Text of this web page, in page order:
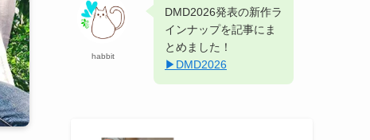
habbit
DMD2026発表の新作ラ
インナップを記事にま
とめました！
▶︎DMD2026